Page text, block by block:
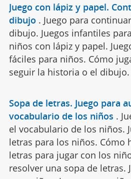
Juego con lápiz y papel.
dibujo . Juego para
dibujo. Juegos infantiles
niños con lápiz y papel.
fáciles para niños. Cómo
seguir la historia o el dibujo.
Sopa de letras. Juego para
vocabulario de los niños .
el vocabulario de los niños.
letras para los niños. Cómo
letras para jugar con los
resolver una sopa de letras.